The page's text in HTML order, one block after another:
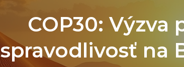
COP30:
spravodlivosť na